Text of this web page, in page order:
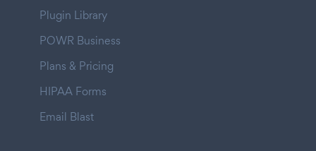
Plugin Library
POWR Business
Plans & Pricing
HIPAA Forms
Email Blast